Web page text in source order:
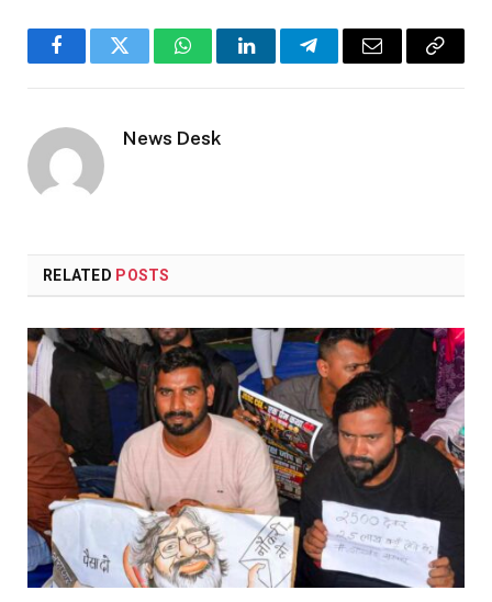
FacebookTwitter WhatsAppLinkedInTelegramEmail
Copy
News Desk
RELATED POSTS